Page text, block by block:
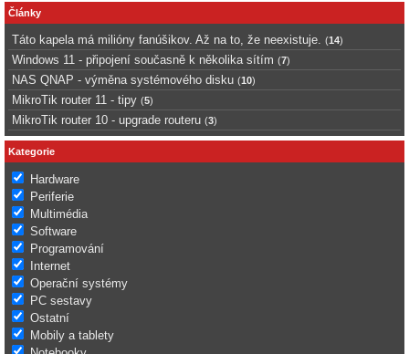
Články
Táto kapela má milióny fanúšikov. Až na to, že neexistuje. (14)
Windows 11 - připojení současně k několika sítím (7)
NAS QNAP - výměna systémového disku (10)
MikroTik router 11 - tipy (5)
MikroTik router 10 - upgrade routeru (3)
Kategorie
Hardware
Periferie
Multimédia
Software
Programování
Internet
Operační systémy
PC sestavy
Ostatní
Mobily a tablety